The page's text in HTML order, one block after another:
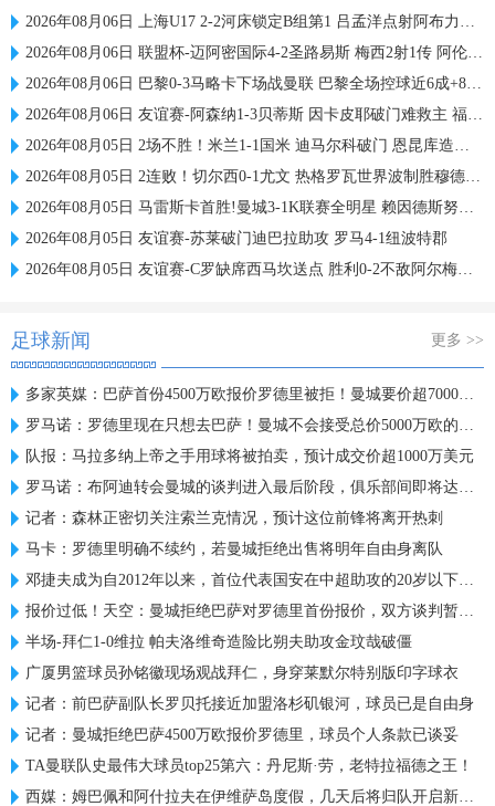
2026年08月06日 上海U17 2-2河床锁定B组第1 吕孟洋点射阿布力米破门 将战A组第2
2026年08月06日 联盟杯-迈阿密国际4-2圣路易斯 梅西2射1传 阿伦助攻戴帽
2026年08月06日 巴黎0-3马略卡下场战曼联 巴黎全场控球近6成+8射3正未果
2026年08月06日 友谊赛-阿森纳1-3贝蒂斯 因卡皮耶破门难救主 福纳尔斯1射2传
2026年08月05日 2场不胜！米兰1-1国米 迪马尔科破门 恩昆库造点+点射拉莫斯登场
2026年08月05日 2连败！切尔西0-1尤文 热格罗瓦世界波制胜穆德里克时隔614天复出
2026年08月05日 马雷斯卡首胜!曼城3-1K联赛全明星 赖因德斯努里破门塞梅尼奥助攻
2026年08月05日 友谊赛-苏莱破门迪巴拉助攻 罗马4-1纽波特郡
2026年08月05日 友谊赛-C罗缺席西马坎送点 胜利0-2不敌阿尔梅里亚
足球新闻 更多 >>
多家英媒：巴萨首份4500万欧报价罗德里被拒！曼城要价超7000万欧
罗马诺：罗德里现在只想去巴萨！曼城不会接受总价5000万欧的报价
队报：马拉多纳上帝之手用球将被拍卖，预计成交价超1000万美元
罗马诺：布阿迪转会曼城的谈判进入最后阶段，俱乐部间即将达协议
记者：森林正密切关注索兰克情况，预计这位前锋将离开热刺
马卡：罗德里明确不续约，若曼城拒绝出售将明年自由身离队
邓捷夫成为自2012年以来，首位代表国安在中超助攻的20岁以下球员
报价过低！天空：曼城拒绝巴萨对罗德里首份报价，双方谈判暂中止
半场-拜仁1-0维拉 帕夫洛维奇造险比朔夫助攻金玟哉破僵
广厦男篮球员孙铭徽现场观战拜仁，身穿莱默尔特别版印字球衣
记者：前巴萨副队长罗贝托接近加盟洛杉矶银河，球员已是自由身
记者：曼城拒绝巴萨4500万欧报价罗德里，球员个人条款已谈妥
TA曼联队史最伟大球员top25第六：丹尼斯·劳，老特拉福德之王！
西媒：姆巴佩和阿什拉夫在伊维萨岛度假，几天后将归队开启新赛季